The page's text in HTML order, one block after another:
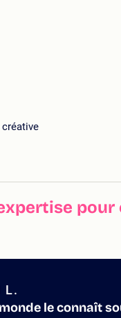
pour
L.
le connaît